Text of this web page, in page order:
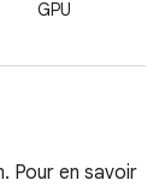
GPU
Pour en savoir